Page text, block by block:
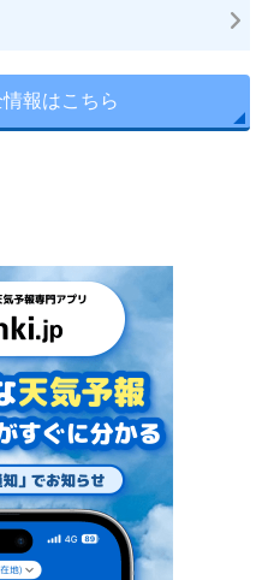
報はこちら